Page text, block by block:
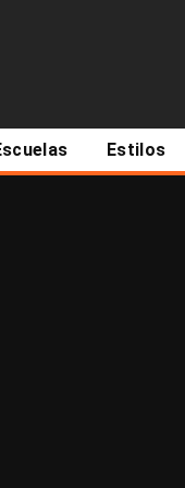
Estilos